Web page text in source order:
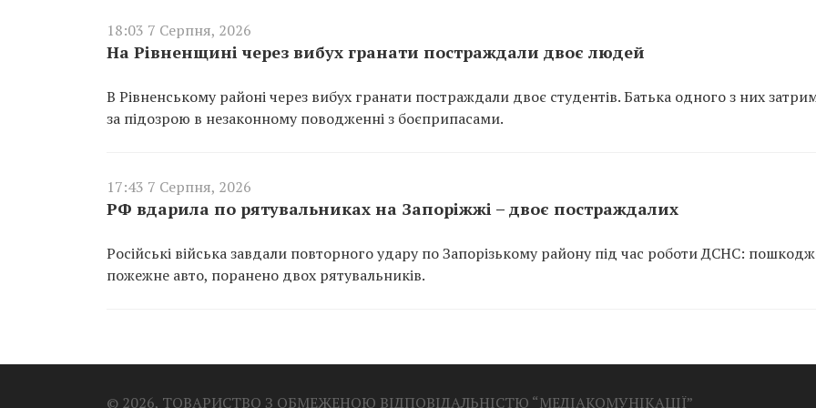
18:03 7 Серпня, 2026
На Рівненщині через вибух гранати постраждали двоє людей
В Рівненському районі через вибух гранати постраждали двоє студентів. Батька одного з них
за підозрою в незаконному поводженні з боєприпасами.
17:43 7 Серпня, 2026
РФ вдарила по рятувальниках на Запоріжжі – двоє постраждалих
Російські війська завдали повторного удару по Запорізькому району під час роботи ДСНС:
пожежне авто, поранено двох рятувальників.
© 2026, ТОВАРИСТВО З ОБМЕЖЕНОЮ ВІДПОВІДАЛЬНІСТЮ “МЕДІАКОМУНІКАЦІЇ”